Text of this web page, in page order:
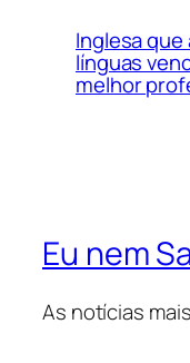
Inglesa
línguas
melhor
Eu nem
As notícias